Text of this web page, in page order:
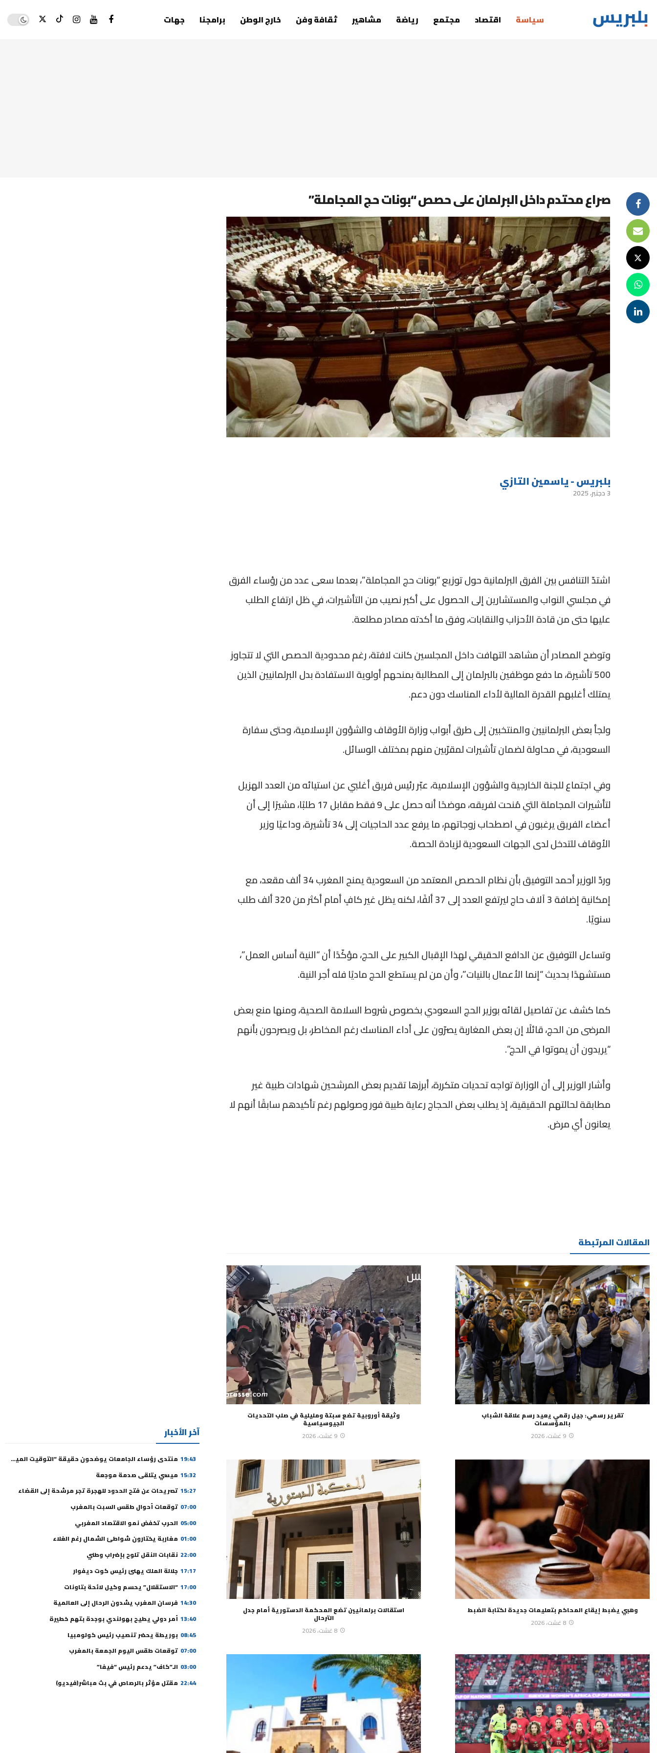
سياسة اقتصاد مجتمع رياضة مشاهير ثقافة وفن خارج الوطن برامجنا جهات mode
صراع محتدم داخل البرلمان على حصص “بونات حج المجاملة”
بلبريس - ياسمين التازي
3 دجنبر، 2025
اشتدّ التنافس بين الفرق البرلمانية حول توزيع “بونات حج المجاملة”، بعدما سعى عدد من رؤساء الفرق
في مجلسي النواب والمستشارين إلى الحصول على أكبر نصيب من التأشيرات، في ظل ارتفاع الطلب
عليها حتى من قادة الأحزاب والنقابات، وفق ما أكدته مصادر مطلعة.
وتوضح المصادر أن مشاهد التهافت داخل المجلسين كانت لافتة، رغم محدودية الحصص التي لا تتجاوز
500 تأشيرة، ما دفع موظفين بالبرلمان إلى المطالبة بمنحهم أولوية الاستفادة بدل البرلمانيين الذين
يمتلك أغلبهم القدرة المالية لأداء المناسك دون دعم.
ولجأ بعض البرلمانيين والمنتخبين إلى طرق أبواب وزارة الأوقاف والشؤون الإسلامية، وحتى سفارة
السعودية، في محاولة لضمان تأشيرات لمقرّبين منهم بمختلف الوسائل.
وفي اجتماع للجنة الخارجية والشؤون الإسلامية، عبّر رئيس فريق أغلبي عن استيائه من العدد الهزيل
لتأشيرات المجاملة التي مُنحت لفريقه، موضحًا أنه حصل على 9 فقط مقابل 17 طلبًا، مشيرًا إلى أن
أعضاء الفريق يرغبون في اصطحاب زوجاتهم، ما يرفع عدد الحاجيات إلى 34 تأشيرة، وداعيًا وزير
الأوقاف للتدخل لدى الجهات السعودية لزيادة الحصة.
وردّ الوزير أحمد التوفيق بأن نظام الحصص المعتمد من السعودية يمنح المغرب 34 ألف مقعد، مع
إمكانية إضافة 3 آلاف حاج ليرتفع العدد إلى 37 ألفًا، لكنه يظل غير كافٍ أمام أكثر من 320 ألف طلب
سنويًا.
وتساءل التوفيق عن الدافع الحقيقي لهذا الإقبال الكبير على الحج، مؤكّدًا أن “النية أساس العمل”،
مستشهدًا بحديث “إنما الأعمال بالنيات”، وأن من لم يستطع الحج ماديًا فله أجر النية.
كما كشف عن تفاصيل لقائه بوزير الحج السعودي بخصوص شروط السلامة الصحية، ومنها منع بعض
المرضى من الحج، قائلًا إن بعض المغاربة يصرّون على أداء المناسك رغم المخاطر، بل ويصرحون بأنهم
“يريدون أن يموتوا في الحج”.
وأشار الوزير إلى أن الوزارة تواجه تحديات متكررة، أبرزها تقديم بعض المرشحين شهادات طبية غير
مطابقة لحالتهم الحقيقية، إذ يطلب بعض الحجاج رعاية طبية فور وصولهم رغم تأكيدهم سابقًا أنهم لا
يعانون أي مرض.
المقالات المرتبطة
تقرير رسمي: جيل رقمي يعيد رسم علاقة الشباب
بالمؤسسات
9 غشت، 2026
وثيقة أوروبية تضع سبتة ومليلية في صلب التحديات
الجيوسياسية
9 غشت، 2026
وهبي يضبط إيقاع المحاكم بتعليمات جديدة لكتابة الضبط
8 غشت، 2026
استقالات برلمانيين تضع المحكمة الدستورية أمام جدل
الترحال
8 غشت، 2026
آخر الأخبار
19:43 منتدى رؤساء الجامعات يوضحون حقيقة “التوقيت الميسر” ورسوم التسجيل
15:32 ميسي يتلقى صدمة موجعة
15:27 تصريحات عن فتح الحدود للهجرة تجر مرشحة إلى القضاء
07:00 توقعات أحوال طقس السبت بالمغرب
05:00 الحرب تخفض نمو الاقتصاد المغربي
01:00 مغاربة يختارون شواطئ الشمال رغم الغلاء
22:00 نقابات النقل تلوح بإضراب وطني
17:17 جلالة الملك يهنئ رئيس كوت ديفوار
17:00 “الاستقلال” يحسم وكيل لائحة بتاونات
14:30 فرسان المغرب يشدون الرحال إلى العالمية
13:40 أمر دولي يطيح بهولندي بوجدة بتهم خطيرة
08:45 بوريطة يحضر تنصيب رئيس كولومبيا
07:00 توقعات طقس اليوم الجمعة بالمغرب
03:00 الـ”كاف” يدعم رئيس “فيفا”
22:44 مقتل مؤثر بالرصاص في بث مباشر(فيديو)